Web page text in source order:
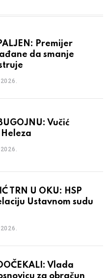
Premijer
da smanje
Vučić
TRN U OKU: HSP
Ustavnom sudu
Vlada
za obračun